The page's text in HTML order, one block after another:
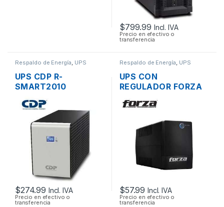
$799.99 Incl. IVA
Precio en efectivo o
transferencia
Respaldo de Energía UPS
UPS CDP R-
SMART2010
INTERACTIVO CON
REGULADOR 2000VA
1200W 10 TOMAS
CON LCD
$274.99 Incl. IVA
Precio en efectivo o
transferencia
Respaldo de Energía UPS
UPS CON
REGULADOR FORZA
375W DE 6 TOMAS
$57.99 Incl. IVA
Precio en efectivo o
transferencia